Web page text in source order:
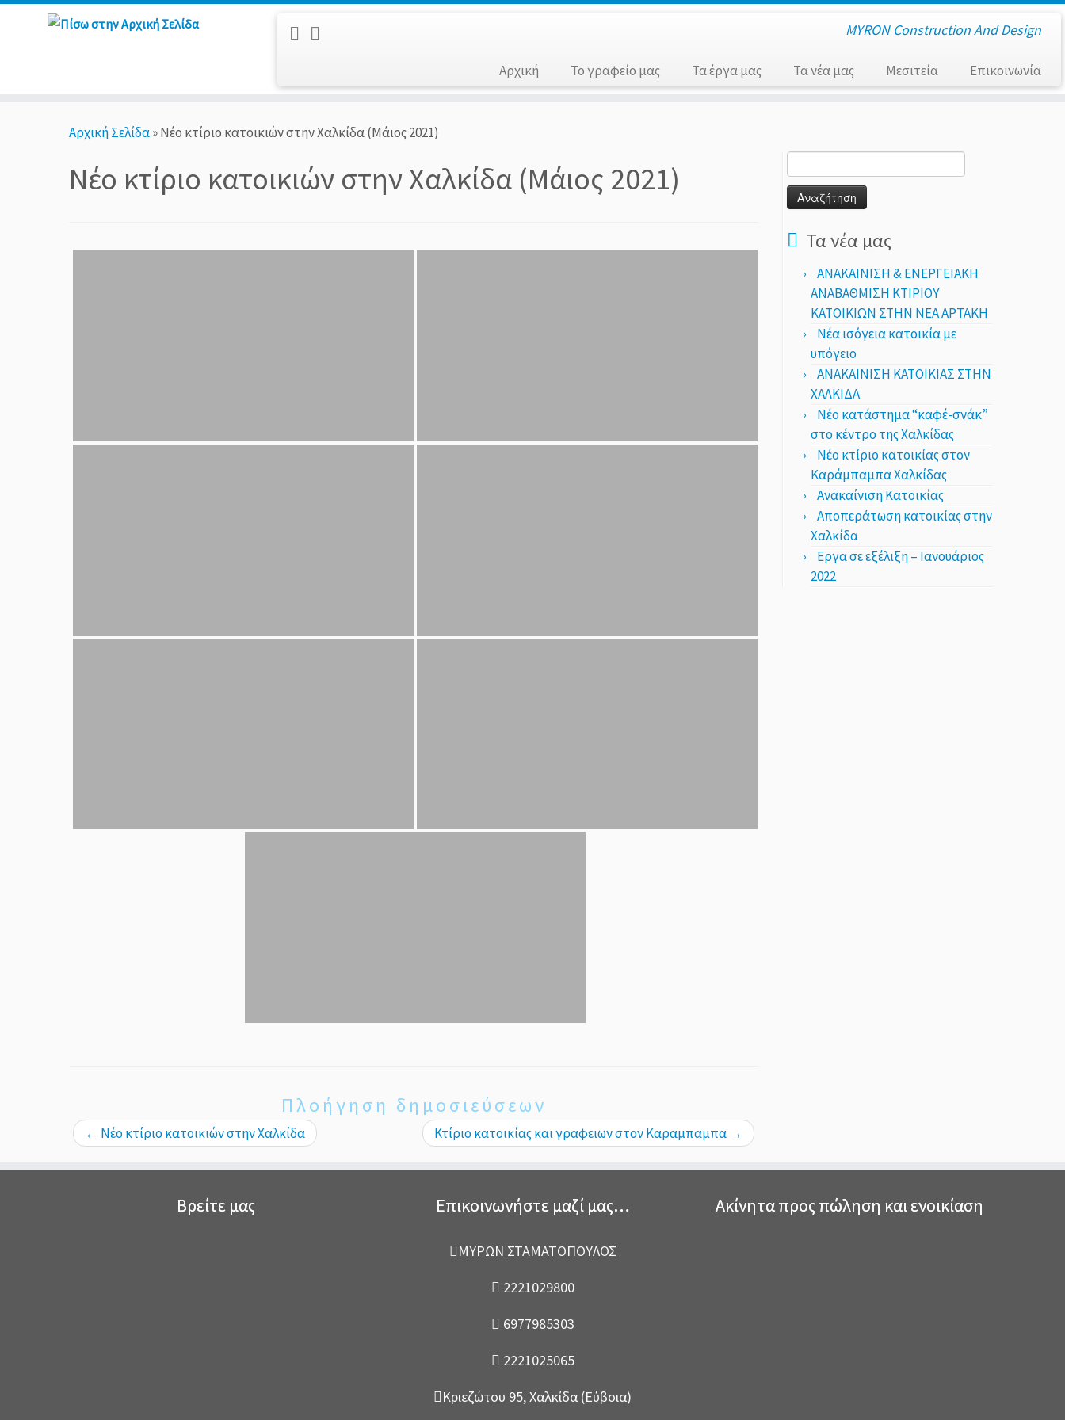
MΥRON Construction And Design
Αρχική Το γραφείο μας Τα έργα μας Τα νέα μας Μεσιτεία Επικοινωνία
Αρχική Σελίδα»Νέο κτίριο κατοικιών στην Χαλκίδα (Μάιος 2021)
Νέο κτίριο κατοικιών στην Χαλκίδα (Μάιος 2021)
Πλοήγηση δημοσιεύσεων
← Νέο κτίριο κατοικιών στην Χαλκίδα Κτίριο κατοικίας και γραφειων στον Καραμπαμπα →
για:
Τα νέα μας
ΑΝΑΚΑΙΝΙΣΗ & ΕΝΕΡΓΕΙΑΚΗ
ΑΝΑΒΑΘΜΙΣΗ ΚΤΙΡΙΟΥ
ΚΑΤΟΙΚΙΩΝ ΣΤΗΝ ΝΕΑ ΑΡΤΑΚΗ
Νέα ισόγεια κατοικία με
υπόγειο
ΑΝΑΚΑΙΝΙΣΗ ΚΑΤΟΙΚΙΑΣ ΣΤΗΝ
ΧΑΛΚΙΔΑ
Νέο κατάστημα “καφέ-σνάκ”
στο κέντρο της Χαλκίδας
Νέο κτίριο κατοικίας στον
Καράμπαμπα Χαλκίδας
Ανακαίνιση Κατοικίας
Αποπεράτωση κατοικίας στην
Χαλκίδα
Εργα σε εξέλιξη – Ιανουάριος
2022
Βρείτε μας Επικοινωνήστε μαζί μας…
ΜΥΡΩΝ ΣΤΑΜΑΤΟΠΟΥΛΟΣ
2221029800
6977985303
2221025065
Κριεζώτου 95, Χαλκίδα (Εύβοια)
Ακίνητα προς πώληση και ενοικίαση